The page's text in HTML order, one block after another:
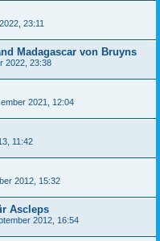
23:11
Madagascar von Bruyns
2022, 23:38
2021, 12:04
11:42
2012, 15:32
Ascleps
2012, 16:54